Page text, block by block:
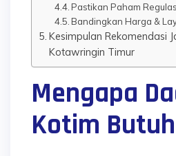
Pastikan Paham
Bandingkan Harga &
Kesimpulan Rekomendasi
Kotawringin Timur
Mengapa
Kotim Butuh